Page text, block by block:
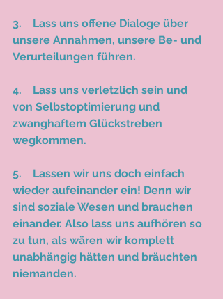
3.    Lass uns offene Dialoge über
unsere Annahmen, unsere Be- und
Verurteilungen führen.
4.    Lass uns verletzlich sein und
von Selbstoptimierung und
zwanghaftem Glückstreben
wegkommen.
5.    Lassen wir uns doch einfach
wieder aufeinander ein! Denn wir
sind soziale Wesen und brauchen
einander. Also lass uns aufhören so
zu tun, als wären wir komplett
unabhängig hätten und bräuchten
niemanden.